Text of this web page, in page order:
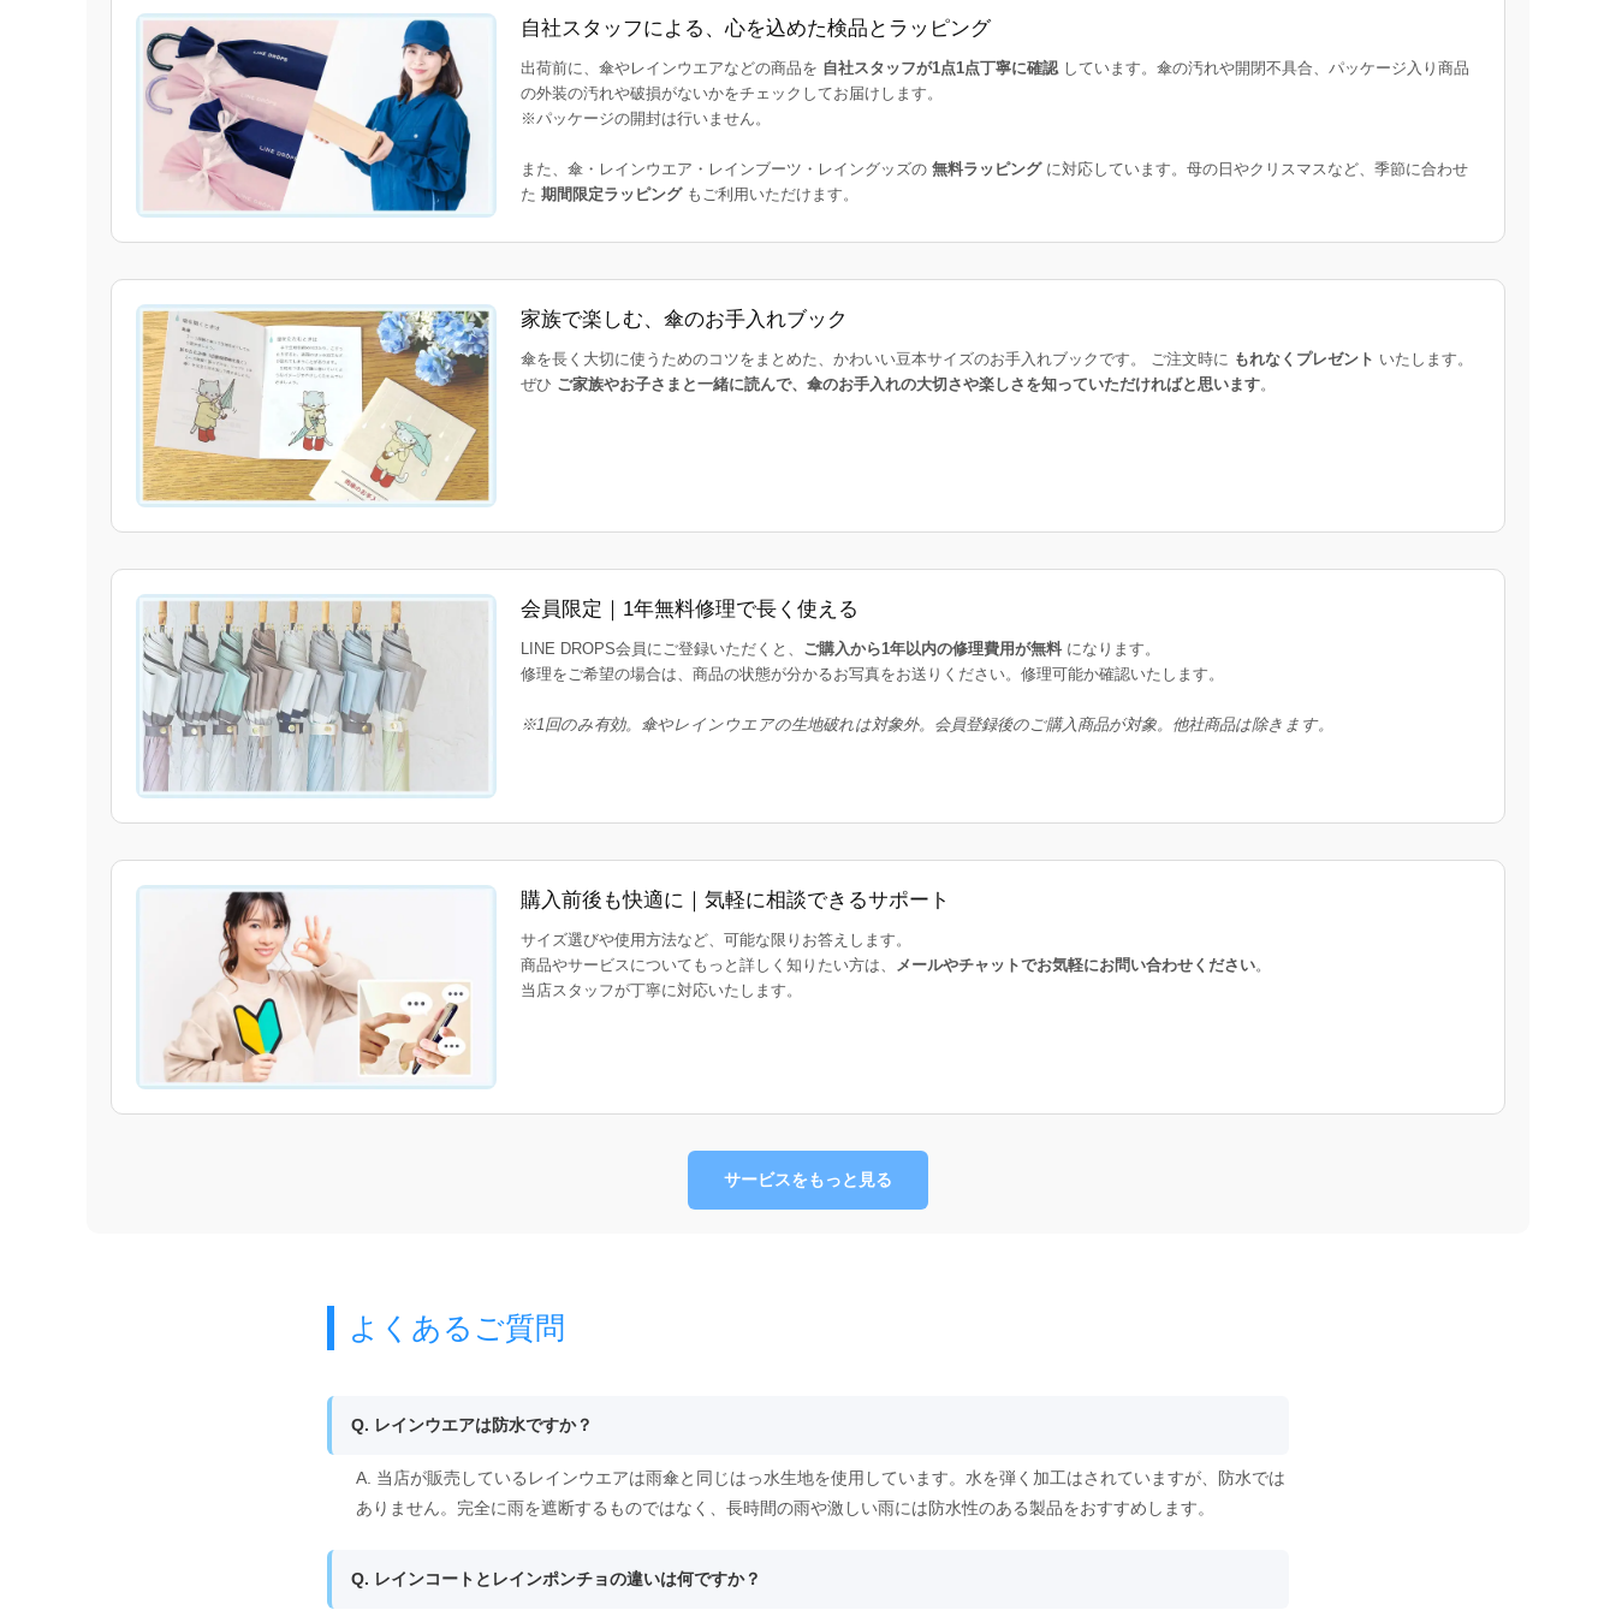
自社スタッフによる、心を込めた検品とラッピング
出荷前に、傘やレインウエアなどの商品を 自社スタッフが1点1点丁寧に確認しています。傘の汚れや開閉不具合、パッケージ入り商品
の外装の汚れや破損がないかをチェックしてお届けします。
※パッケージの開封は行いません。
また、傘・レインウエア・レインブーツ・レイングッズの 無料ラッピングに対応しています。母の日やクリスマスなど、季節に合わせ
た 期間限定ラッピングもご利用いただけます。
家族で楽しむ、傘のお手入れブック
傘を長く大切に使うためのコツをまとめた、かわいい豆本サイズのお手入れブックです。 ご注文時に もれなくプレゼント いたします。
ぜひ ご家族やお子さまと一緒に読んで、傘のお手入れの大切さや楽しさを知っていただければと思います。
会員限定｜1年無料修理で長く使える
LINE DROPS会員にご登録いただくと、 ご購入から1年以内の修理費用が無料になります。
修理をご希望の場合は、商品の状態が分かるお写真をお送りください。修理可能か確認いたします。
※1回のみ有効。傘やレインウエアの生地破れは対象外。会員登録後のご購入商品が対象。他社商品は除きます。
購入前後も快適に｜気軽に相談できるサポート
サイズ選びや使用方法など、可能な限りお答えします。
商品やサービスについてもっと詳しく知りたい方は、 メールやチャットでお気軽にお問い合わせください。
当店スタッフが丁寧に対応いたします。
サービスをもっと見る
よくあるご質問
Q. レインウエアは防水ですか？
A. 当店が販売しているレインウエアは雨傘と同じはっ水生地を使用しています。水を弾く加工はされていますが、防水では
ありません。完全に雨を遮断するものではなく、長時間の雨や激しい雨には防水性のある製品をおすすめします。
Q. レインコートとレインポンチョの違いは何ですか？